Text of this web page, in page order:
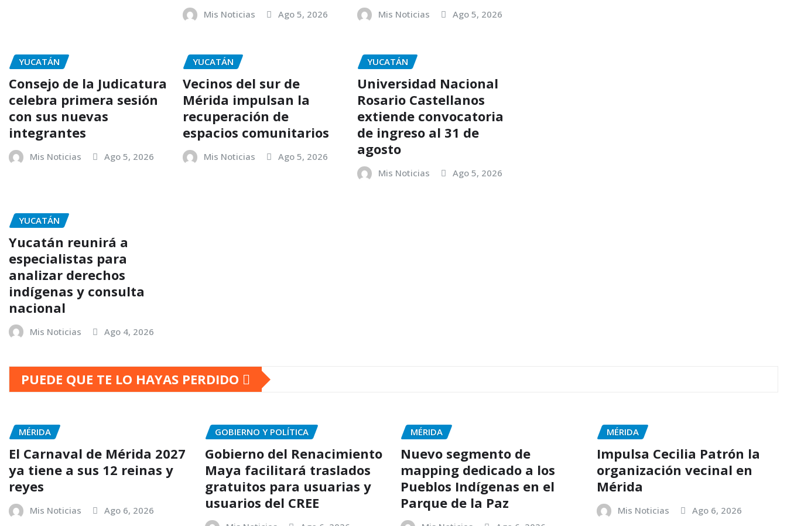
Mis Noticias Ago 5, 2026 Mis Noticias Ago 5, 2026
YUCATÁN
Consejo de la Judicatura
celebra primera sesión
con sus nuevas
integrantes
Mis Noticias Ago 5, 2026
YUCATÁN
Vecinos del sur de
Mérida impulsan la
recuperación de
espacios comunitarios
Mis Noticias Ago 5, 2026
YUCATÁN
Universidad Nacional
Rosario Castellanos
extiende convocatoria
de ingreso al 31 de
agosto
Mis Noticias Ago 5, 2026
YUCATÁN
Yucatán reunirá a
especialistas para
analizar derechos
indígenas y consulta
nacional
Mis Noticias Ago 4, 2026
PUEDE QUE TE LO HAYAS PERDIDO
MÉRIDA
El Carnaval de Mérida 2027
ya tiene a sus 12 reinas y
reyes
Mis Noticias Ago 6, 2026
GOBIERNO Y POLÍTICA
Gobierno del Renacimiento
Maya facilitará traslados
gratuitos para usuarias y
usuarios del CREE
MÉRIDA
Nuevo segmento de
mapping dedicado a los
Pueblos Indígenas en el
Parque de la Paz
MÉRIDA
Impulsa Cecilia Patrón la
organización vecinal en
Mérida
Mis Noticias Ago 6, 2026